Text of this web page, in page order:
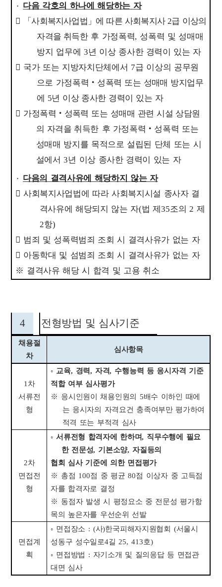
다음 각호의 하나에 해당하는 자

「사회복지사업법 」 에 따른 사회복지사 2급 이상의
자격을 취득한 후 가정폭력, 성폭력 및 성매매
방지 업무에 3년 이상 종사한 경력이 있는 자
 국가 또는 지방자치단체에서 7급 이상의 공무원
으로 가정폭력 ‧ 성폭력 또는 성매매 방지업무
에 5년 이상 종사한 경력이 있는 자
 가정폭력 ‧ 성폭력 또는 성매매 관련 시설 상담원
의 자격을 취득한 후 가정폭력 ‧ 성폭력 또는
성매매 방지를 목적으로 설립된 단체 또는 시
설에서3년 이상 종사한 경력이 있는 자
다음의 결격사유에 해당하지 않는 자
사회복지사업법에 따라 사회복지시설 종사자 결
격사유에 해당되지 않는 자(법 제 35조의 2 제
2항)
 범죄 및 성폭력범죄 조회 시 결격사유가 없는 자
 아동학대 및 섬범죄 조회 시 결격사유가 없는 자
※ 결격사유 해당 시 합격 및 고용 취소
4 전형방법 및 심사기준
채용절
차
심사항목
1 차
서류전
형
◦ 교육, 경력,자격, 수행능력 등 응시자격 기준
적합 여부 심사평가
※ 응시인원이 채용인원의 5배수 이하인 때에
는 응시자의 자격요건 충족여부만 평가하여
적격 또는 부적격 심사
2차
면접전
형
◦서류전형 합격자에 한하며, 직무수행에 필요
한 전문성, 기본소양,자질등의
협회 심사 기준에 의한 면접평가
※ 총점 100점 중 평균80점 이상자 중 고득점
자를 합격자로 결정
※ 동점자 발생 시 평정요소 중 전문성 평가항
목의 높은자를 우선순위 선발
면접계
획
◦ 면접장소 : (사)한국피해자지원협회 (서울시
성동구 성수일로4길 25, 413호)
◦ 면접방법 : 자기소개 및 질의응답 등 면접관
대면 심사